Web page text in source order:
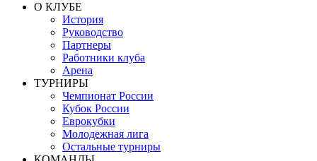
О КЛУБЕ
История
Руководство
Партнеры
Работники клуба
Арена
ТУРНИРЫ
Чемпионат России
Кубок России
Еврокубки
Молодежная лига
Остальные турниры